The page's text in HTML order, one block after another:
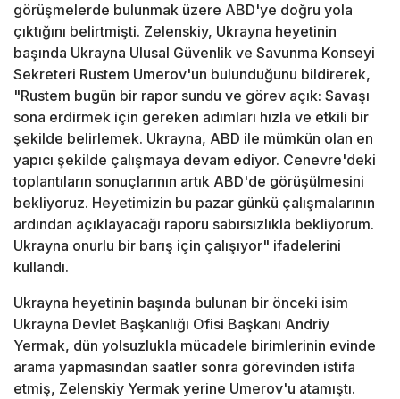
görüşmelerde bulunmak üzere ABD'ye doğru yola
çıktığını belirtmişti. Zelenskiy, Ukrayna heyetinin
başında Ukrayna Ulusal Güvenlik ve Savunma Konseyi
Sekreteri Rustem Umerov'un bulunduğunu bildirerek,
"Rustem bugün bir rapor sundu ve görev açık: Savaşı
sona erdirmek için gereken adımları hızla ve etkili bir
şekilde belirlemek. Ukrayna, ABD ile mümkün olan en
yapıcı şekilde çalışmaya devam ediyor. Cenevre'deki
toplantıların sonuçlarının artık ABD'de görüşülmesini
bekliyoruz. Heyetimizin bu pazar günkü çalışmalarının
ardından açıklayacağı raporu sabırsızlıkla bekliyorum.
Ukrayna onurlu bir barış için çalışıyor" ifadelerini
kullandı.
Ukrayna heyetinin başında bulunan bir önceki isim
Ukrayna Devlet Başkanlığı Ofisi Başkanı Andriy
Yermak, dün yolsuzlukla mücadele birimlerinin evinde
arama yapmasından saatler sonra görevinden istifa
etmiş, Zelenskiy Yermak yerine Umerov'u atamıştı.